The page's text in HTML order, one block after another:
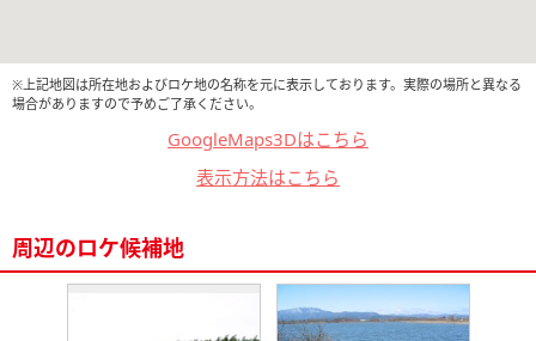
※上記地図は所在地およびロケ地の名称を元に表示しております。実際の場所と異なる
場合がありますので予めご了承ください。
GoogleMaps3Dはこちら
表示方法はこちら
周辺のロケ候補地